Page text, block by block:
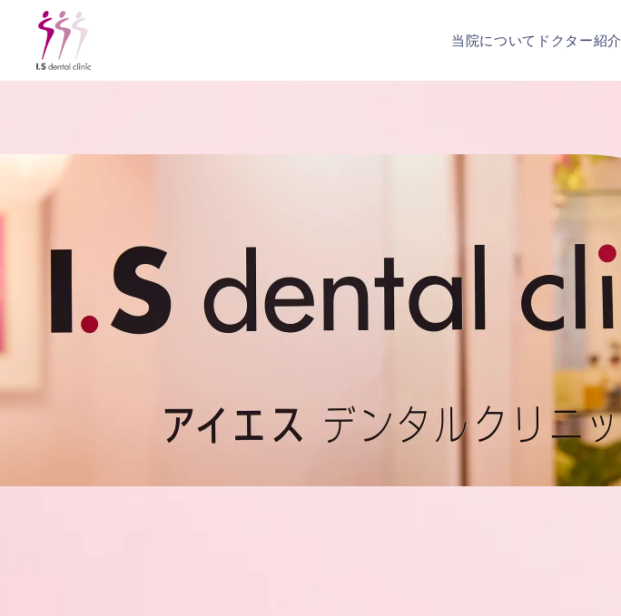
当院について ドクター紹介